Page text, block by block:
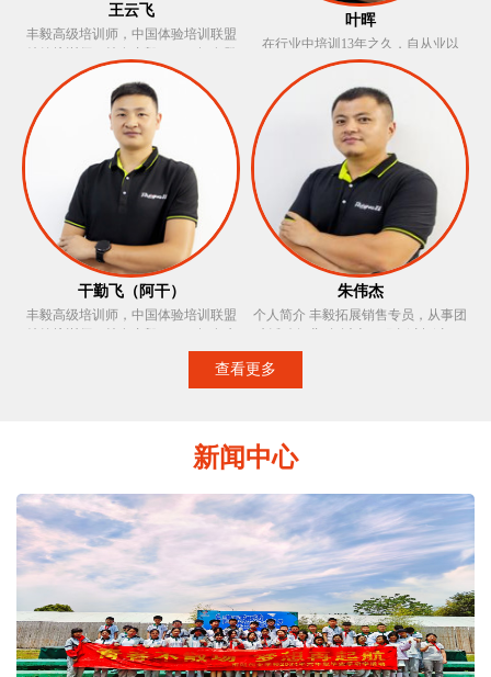
王云飞
丰毅高级培训师，中国体验培训联盟
特约培训师，持有丰毅OCT。拥有登
山教练资格证，水上救生员、红十字
急救等证书，户外经验技能丰富，培
训中富于激情、极强责任心、注重细
节善于引导参训学员，将培训过程中
的高潮低谷结合于学员心态。
叶晖
在行业中培训13年之久，自从业以
来，广泛学习，以严谨求实的态度在
每一次的培训过程详细贯彻受训单位
的培训意图。针对于生产型，销售型
企业培训，基层员工培训以及企业归
属感类培训均有着丰富的经验和深入
的理解，获得很多客户的认可及肯
定。 培训风格：严谨稳重，语言生动
活泼，于严谨中透露出幽默的闪光，
以正人，正务，正气贯穿培训过程。
培训信念：找到制约自己的玻璃天花
板，勇敢的打破它，发掘自我的真正
价值！
干勤飞（阿干）
丰毅高级培训师，中国体验培训联盟
特约培训师，持有丰毅OCT。拥有水
上救生员、红十字急救等证书，户外
经验技能丰富，培训中富于激情、极
强责任心、注重细节善于引导参训学
项目节奏，调动现场气氛，增强学员
朱伟杰
个人简介 丰毅拓展销售专员，从事团
建活动行业3年以上，服务过超过300
家大型企业和公司的户外拓展，
outing、趣味运动会、大型会务会展、
企业年会等活动，客户最满意是我们
牌 罗氏诊断、罗氏制药、交通大学、
平安租赁、动视暴雪、龙湖地产、東
原地产、理工大学、东方花旗、维音
中国、粤式宏、世像传媒、上海海
鼎、易联信息、域亦实业、中融汇
信、隆古装饰、巨首金属、崇定商
贸、赛乐国际贸易、世图兹、德卡实
验室、力
查看更多
新闻中心